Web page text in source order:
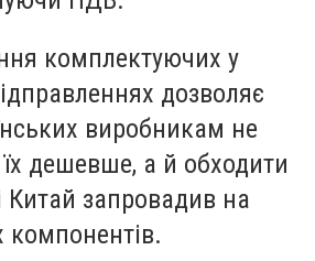
комплектуючих у
дозволяє
виробникам не
дешевше, а й обходити
Китай запровадив на
компонентів.